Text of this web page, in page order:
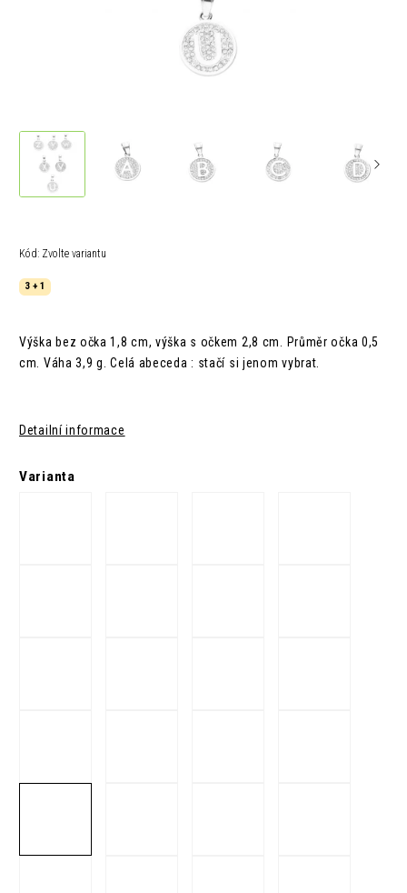
Kód: Zvolte variantu
3 + 1
Výška bez očka 1,8 cm, výška s očkem 2,8 cm. Průměr očka 0,5
cm. Váha 3,9 g. Celá abeceda : stačí si jenom vybrat.
Detailní informace
Varianta